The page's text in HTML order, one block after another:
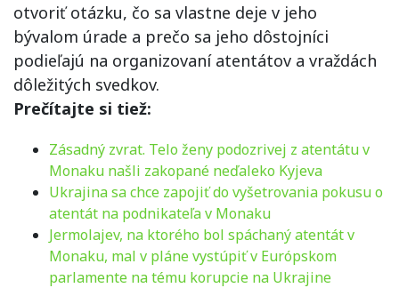
otvoriť otázku, čo sa vlastne deje v jeho
bývalom úrade a prečo sa jeho dôstojníci
podieľajú na organizovaní atentátov a vraždách
dôležitých svedkov.
Prečítajte si tiež:
Zásadný zvrat. Telo ženy podozrivej z atentátu v
Monaku našli zakopané neďaleko Kyjeva
Ukrajina sa chce zapojiť do vyšetrovania pokusu o
atentát na podnikateľa v Monaku
Jermolajev, na ktorého bol spáchaný atentát v
Monaku, mal v pláne vystúpiť v Európskom
parlamente na tému korupcie na Ukrajine